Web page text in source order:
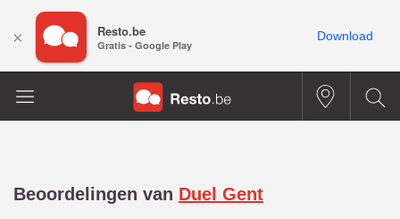
Beoordelingen van Duel Gent
× Resto.be
Gratis - Google Play
Download